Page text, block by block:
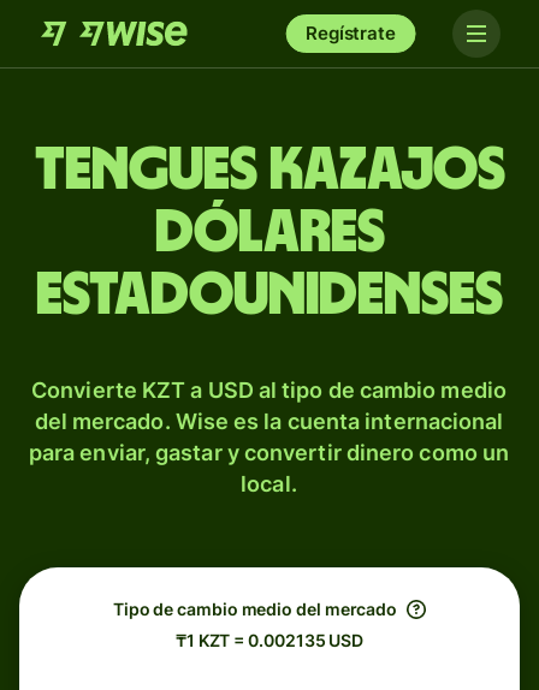
Regístrate
Tengues kazajos
dólares
estadounidenses
Convierte KZT a USD al tipo de cambio medio
del mercado. Wise es la cuenta internacional
para enviar, gastar y convertir dinero como un
local.
Tipo de cambio medio del mercado
₸1 KZT = 0.002135 USD